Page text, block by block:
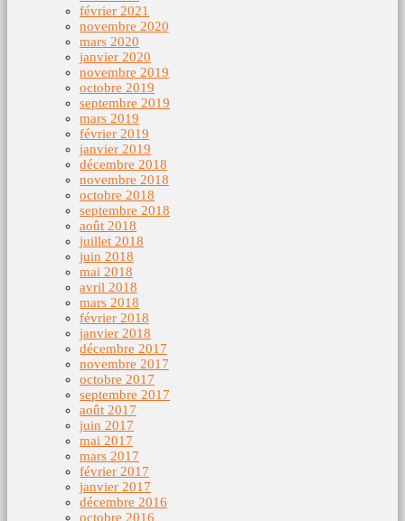
février 2021
novembre 2020
mars 2020
janvier 2020
novembre 2019
octobre 2019
septembre 2019
mars 2019
février 2019
janvier 2019
décembre 2018
novembre 2018
octobre 2018
septembre 2018
août 2018
juillet 2018
juin 2018
mai 2018
avril 2018
mars 2018
février 2018
janvier 2018
décembre 2017
novembre 2017
octobre 2017
septembre 2017
août 2017
juin 2017
mai 2017
mars 2017
février 2017
janvier 2017
décembre 2016
octobre 2016